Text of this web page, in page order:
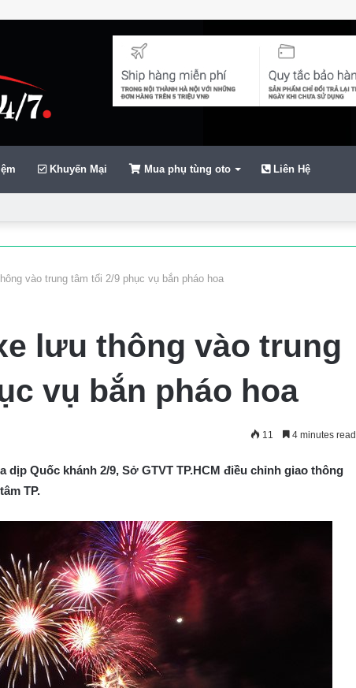
Khuyến Mại Mua phụ tùng oto Liên Hệ
trên biển
vào trung tâm tối 2/9 phục vụ bắn pháo hoa
lưu thông vào trung
vụ bắn pháo hoa
11 4 minutes read
Quốc khánh 2/9, Sở GTVT TP.HCM điều chỉnh giao thông
TP.